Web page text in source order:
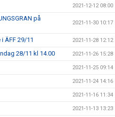
2021-12-12 08:00
på
2021-11-30 10:17
ÄFF 29/11 2021-11-28 12:12
28/11 kl 14.00 2021-11-26 15:28
2021-11-25 09:14
2021-11-24 14:16
2021-11-16 11:34
2021-11-13 13:23